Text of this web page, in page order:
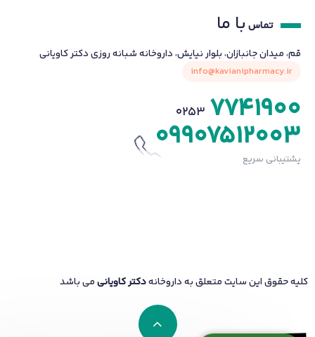
تماس با ما
قم، میدان جانبازان، بلوار نیایش، داروخانه شبانه روزی دکتر کاویانی
info@kavianipharmacy.ir
0253 7741900
09907512003
پشتیبانی سریع
کلیه حقوق این سایت متعلق به داروخانهدکتر کاویانیمی باشد